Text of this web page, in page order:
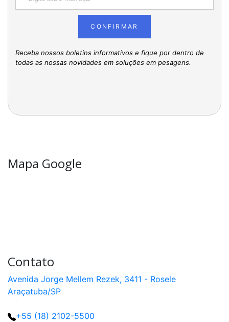
CONFIRMAR
Receba nossos boletins informativos e fique por dentro de
todas as nossas novidades em soluções em pesagens.
Mapa Google
Contato
Avenida Jorge Mellem Rezek, 3411 - Rosele
Araçatuba/SP
+55 (18) 2102-5500